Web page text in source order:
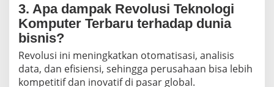
3. Apa dampak Revolusi Teknologi
Komputer Terbaru terhadap dunia
bisnis?
Revolusi ini meningkatkan otomatisasi, analisis
data, dan efisiensi, sehingga perusahaan bisa lebih
kompetitif dan inovatif di pasar global.